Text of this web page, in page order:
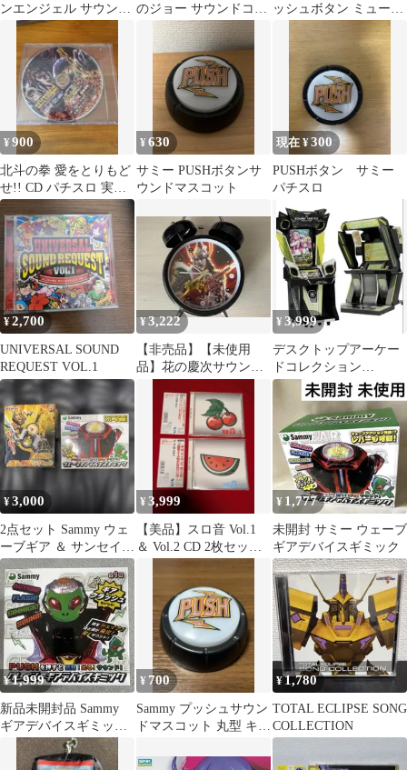
ンエンジェル サウンド
トラック
のジョー サウンドコレ
クション CD
ッシュボタン ミュージ
¥900
北斗の拳 愛をとりもど
せ!! CD パチスロ 実機
サウンド ケンシロウ
2010
¥630
サミー PUSHボタンサ
ウンドマスコット
現在 ¥300
PUSHボタン サミー
パチスロ
¥2,700
UNIVERSAL SOUND
REQUEST VOL.1
¥3,222
【非売品】【未使用
品】花の慶次サウンド
¥ 3,999
デスクトップアーケー
ドコレクション
beatmania IIDX 2点
¥3,000
2点セット Sammy ウェ
ーブギア ＆ サンセイ
牙狼 翔撃・牙狼剣ギミ
ック
¥3,999
【美品】スロ音 Vol.1
＆ Vol.2 CD 2枚セット
¥ 1,777
未開封 サミー ウェーブ
ギアデバイスギミック
¥1,999
新品未開封品 Sammy
ギアデバイスギミック
エイリアン 北斗の拳 パ
チスロ
¥ 700
Sammy プッシュサウン
ドマスコット 丸型 キリ
¥1,780
TOTAL ECLIPSE SONG
COLLECTION